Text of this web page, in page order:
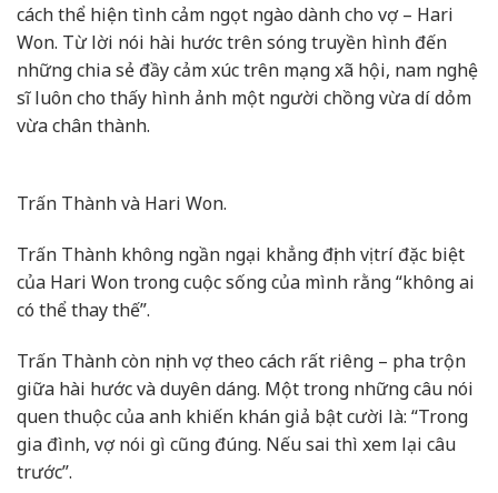
cách thể hiện tình cảm ngọt ngào dành cho vợ – Hari
Won. Từ lời nói hài hước trên sóng truyền hình đến
những chia sẻ đầy cảm xúc trên mạng xã hội, nam nghệ
sĩ luôn cho thấy hình ảnh một người chồng vừa dí dỏm
vừa chân thành.
Trấn Thành và Hari Won.
Trấn Thành không ngần ngại khẳng định vị trí đặc biệt
của Hari Won trong cuộc sống của mình rằng “không ai
có thể thay thế”.
Trấn Thành còn nịnh vợ theo cách rất riêng – pha trộn
giữa hài hước và duyên dáng. Một trong những câu nói
quen thuộc của anh khiến khán giả bật cười là: “Trong
gia đình, vợ nói gì cũng đúng. Nếu sai thì xem lại câu
trước”.